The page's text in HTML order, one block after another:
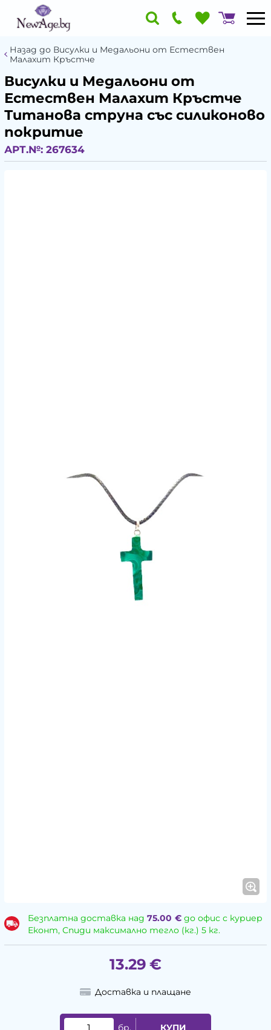
Назад до Висулки и Медальони от Естествен
Малахит Кръстче
Висулки и Медальони от
Естествен Малахит Кръстче
Титанова струна със силиконово
покритие
АРТ.№: 267634
Безплатна доставка над 75.00 €до офис с куриер
Еконт, Спиди максимално тегло (кг.) 5 кг.
13.29 €
Доставка и плащане
бр. КУПИ